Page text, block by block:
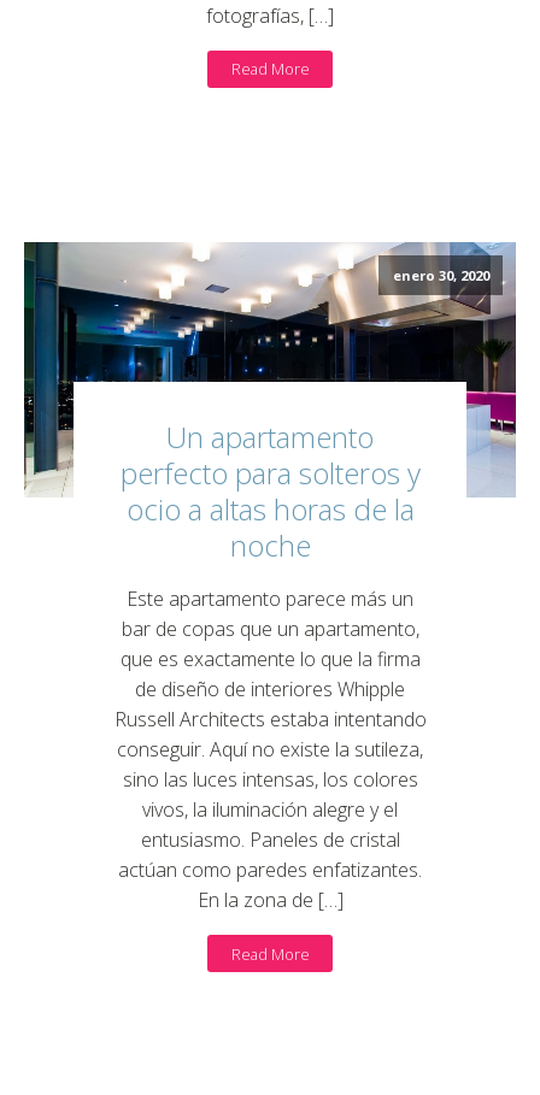
fotografías, […]
Read More
enero 30, 2020
Un apartamento
perfecto para solteros y
ocio a altas horas de la
noche
Este apartamento parece más un
bar de copas que un apartamento,
que es exactamente lo que la firma
de diseño de interiores Whipple
Russell Architects estaba intentando
conseguir. Aquí no existe la sutileza,
sino las luces intensas, los colores
vivos, la iluminación alegre y el
entusiasmo. Paneles de cristal
actúan como paredes enfatizantes.
En la zona de […]
Read More